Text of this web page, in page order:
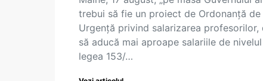
trebui să fie un proiect de Ordonanță de
Urgență privind salarizarea profesorilor,
să aducă mai aproape salariile de
legea 153/…